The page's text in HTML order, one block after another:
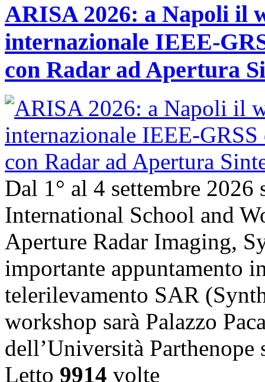
ARISA 2026: a Napoli il
internazionale IEEE-
con Radar ad Apertura
Dal 1° al 4 settembre
International School and
Aperture Radar Imaging,
importante appuntamento
telerilevamento SAR
workshop sarà Palazzo
dell’Università
Letto 9914 volte